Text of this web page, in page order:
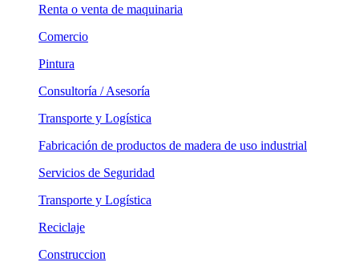
Renta o venta de maquinaria
Comercio
Pintura
Consultoría / Asesoría
Transporte y Logística
Fabricación de productos de madera de uso industrial
Servicios de Seguridad
Transporte y Logística
Reciclaje
Construccion